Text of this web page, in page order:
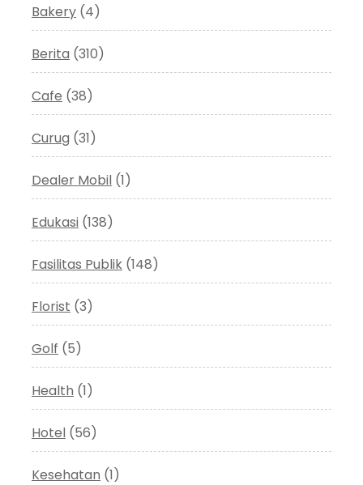
Bakery (4)
Berita (310)
Cafe (38)
Curug (31)
Dealer Mobil (1)
Edukasi (138)
Fasilitas Publik (148)
Florist (3)
Golf (5)
Health (1)
Hotel (56)
Kesehatan (1)